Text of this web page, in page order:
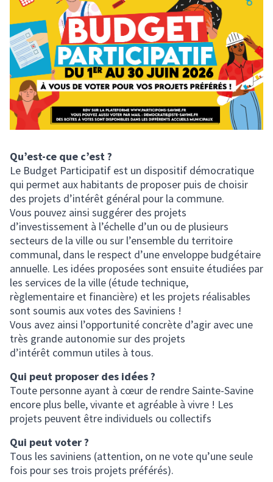
Qu’est-ce que c’est ?
Le Budget Participatif est un dispositif démocratique
qui permet aux habitants de proposer puis de choisir
des projets d’intérêt général pour la commune.
Vous pouvez ainsi suggérer des projets
d’investissement à l’échelle d’un ou de plusieurs
secteurs de la ville ou sur l’ensemble du territoire
communal, dans le respect d’une enveloppe budgétaire
annuelle. Les idées proposées sont ensuite étudiées par
les services de la ville (étude technique,
règlementaire et financière) et les projets réalisables
sont soumis aux votes des Saviniens !
Vous avez ainsi l’opportunité concrète d’agir avec une
très grande autonomie sur des projets
d’intérêt commun utiles à tous.
Qui peut proposer des idées ?
Toute personne ayant à cœur de rendre Sainte-Savine
encore plus belle, vivante et agréable à vivre ! Les
projets peuvent être individuels ou collectifs
Qui peut voter ?
Tous les saviniens (attention, on ne vote qu’une seule
fois pour ses trois projets préférés).